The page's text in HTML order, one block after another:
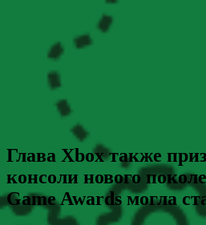
Глава Xbox также
консоли нового
Game Awards могла